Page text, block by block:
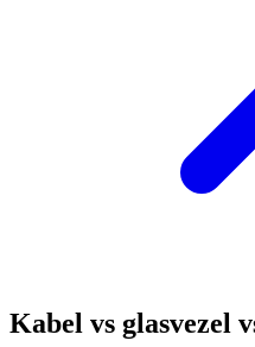
Kabel vs glasvezel